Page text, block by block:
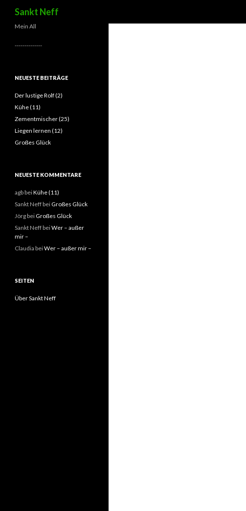
Sankt Neff
Mein All
--------------
NEUESTE BEITRÄGE
Der lustige Rolf (2)
Kühe (11)
Zementmischer (25)
Liegen lernen (12)
Großes Glück
NEUESTE KOMMENTARE
agbbeiKühe (11)
Sankt NeffbeiGroßes Glück
JörgbeiGroßes Glück
Sankt NeffbeiWer – außer
mir –
Claudia beiWer – außer mir –
SEITEN
Über Sankt Neff